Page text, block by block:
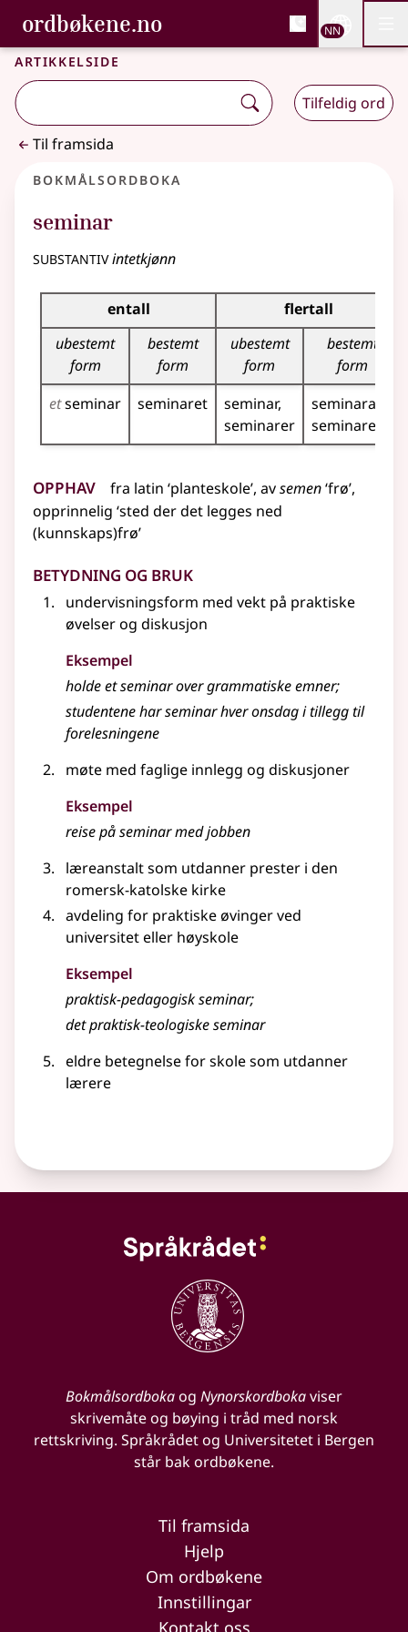
Gå til hovudinnhald
Tilgjenge
ordbøkene.no, Bokmålsordboka og
Bokmålsordboka og Nynorskordboka
NN
Artikkelside
Tilfeldig ord
Til framsida
Bokmålsordboka
seminar
substantivintetkjønn
Bøyingstabell for dette substantivet
entall
flertall
ubestemt
form
bestemt
form
ubestemt
form
bestemt
form
etseminar seminaret
seminar
seminarer
seminara
seminarene
Opphav fra latin ‘planteskole’, avsemen‘frø’,
opprinnelig ‘sted der det legges ned
(kunnskaps)frø’
Betydning og bruk
undervisningsform med vekt på praktiske
øvelser og diskusjon
Eksempel
holde etseminarover grammatiske emner;
studentene har seminar hver onsdag i tillegg til
forelesningene
møte med faglige innlegg og diskusjoner
Eksempel
reise på seminar med jobben
læreanstalt som utdanner prester i den
romersk-katolske kirke
avdeling for praktiske øvinger ved
universiteteller høyskole
Eksempel
praktisk-pedagogiskseminar;
det praktisk-teologiskeseminar
eldre betegnelse for skole som utdanner
lærere
Bokmålsordbokaog Nynorskordbokaviser
skrivemåte og bøying i tråd med norsk
rettskriving. Språkrådet og Universitetet i Bergen
står bak ordbøkene.
Til framsida
Hjelp
Om ordbøkene
Innstillingar
Kontakt oss